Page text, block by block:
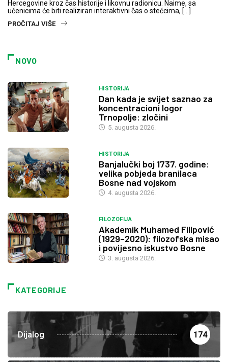
Hercegovine kroz čas historije i likovnu radionicu. Naime, sa
učenicima će biti realiziran interaktivni čas o stećcima, […]
PROČITAJ VIŠE
NOVO
HISTORIJA
Dan kada je svijet saznao za
koncentracioni logor
Trnopolje: zločini
5. augusta 2026.
HISTORIJA
Banjalučki boj 1737. godine:
velika pobjeda branilaca
Bosne nad vojskom
4. augusta 2026.
FILOZOFIJA
Akademik Muhamed Filipović
(1929–2020): filozofska misao
i povijesno iskustvo Bosne
3. augusta 2026.
KATEGORIJE
Dijalog 174